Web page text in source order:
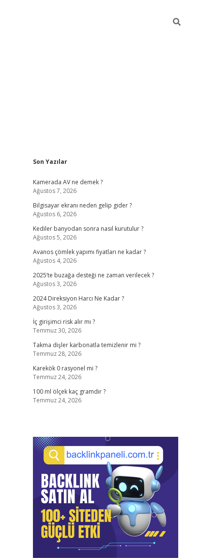
Sidebar
Son Yazılar
Kamerada AV ne demek ?
Ağustos 7, 2026
Bilgisayar ekranı neden gelip gider ?
Ağustos 6, 2026
Kediler banyodan sonra nasıl kurutulur ?
Ağustos 5, 2026
Avanos çömlek yapımı fiyatları ne kadar ?
Ağustos 4, 2026
2025’te buzağa desteği ne zaman verilecek ?
Ağustos 3, 2026
2024 Direksiyon Harcı Ne Kadar ?
Ağustos 3, 2026
İç girişimci risk alır mı ?
Temmuz 30, 2026
Takma dişler karbonatla temizlenir mi ?
Temmuz 28, 2026
Karekök 0 rasyonel mi ?
Temmuz 24, 2026
100 ml ölçek kaç gramdır ?
Temmuz 24, 2026